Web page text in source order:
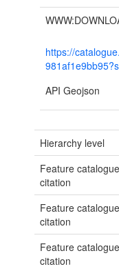
https://
API Geojson
Hierarchy level
Feature catalogue
citation
Feature catalogue
citation
Feature catalogue
citation